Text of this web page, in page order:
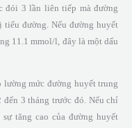
đói 3 lần liên tiếp mà đường
đường. Nếu đường huyết
11.1 mmol/l, đây là một dấu
mức đường huyết trung
3 tháng trước đó. Nếu chỉ
tăng cao của đường huyết